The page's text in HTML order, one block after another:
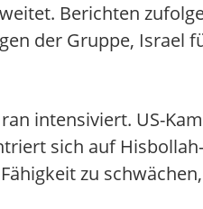
Berichten
der Gruppe, Israel
intensiviert. US-
sich auf
zu